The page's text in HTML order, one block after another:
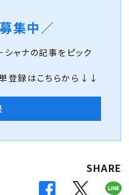
集中／
ャナの記事をピック
登録はこちらから↓↓
SHARE